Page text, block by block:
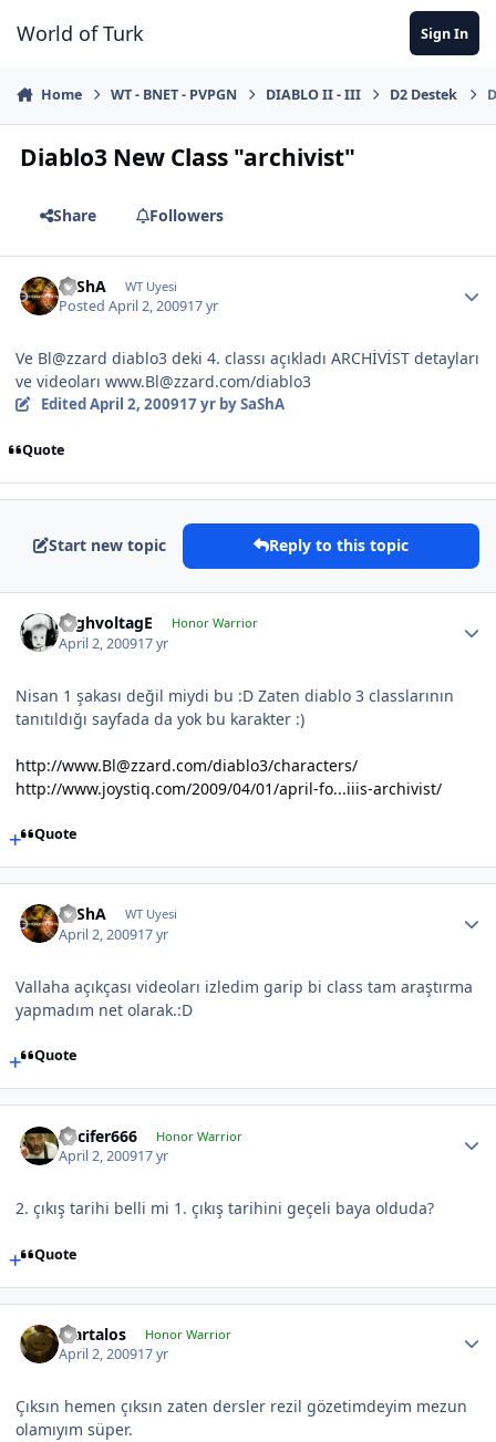
World of Turk Sign In
Home WT - BNET - PVPGN DIABLO II - III D2 Destek
Diablo3 New Class "archivist"
Share Followers
SaShA WT Uyesi
PostedApril 2, 200917 yr
Ve Bl@zzard diablo3 deki 4. classı açıkladı ARCHİVİST detayları
ve videoları www.Bl@zzard.com/diablo3
EditedApril 2, 200917 yrby SaShA
Quote
Start new topic Reply to this topic
HighvoltagE Honor Warrior
April 2, 200917 yr
Nisan 1 şakası değil miydi bu :D Zaten diablo 3 classlarının
tanıtıldığı sayfada da yok bu karakter :)
http://www.Bl@zzard.com/diablo3/characters/
http://www.joystiq.com/2009/04/01/april-fo...iiis-archivist/
Quote
SaShA WT Uyesi
April 2, 200917 yr
Vallaha açıkçası videoları izledim garip bi class tam araştırma
yapmadım net olarak.:D
Quote
Lucifer666 Honor Warrior
April 2, 200917 yr
2. çıkış tarihi belli mi 1. çıkış tarihini geçeli baya olduda?
Quote
Martalos Honor Warrior
April 2, 200917 yr
Çıksın hemen çıksın zaten dersler rezil gözetimdeyim mezun
olamıyım süper.